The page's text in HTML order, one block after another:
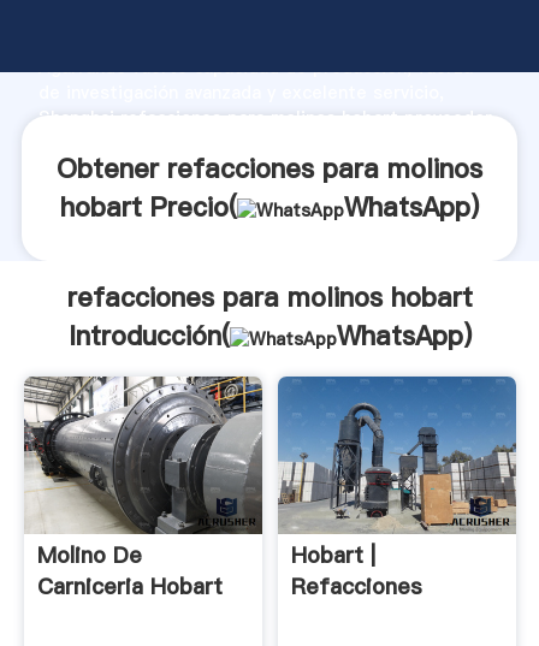
Agarrando fuerte capacidad de producción, fuerza
Shanghai refacciones para molinos hobart proveedor
Obtener refacciones para molinos
hobart Precio(
WhatsApp)
refacciones para molinos hobart
Introducción(
WhatsApp)
Molino De
Carniceria Hobart
Hobart |
Refacciones